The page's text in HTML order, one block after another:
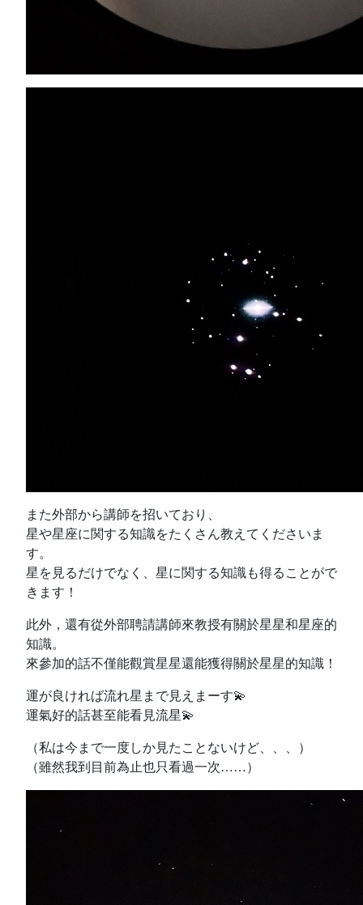
また外部から講師を招いており、
星や星座に関する知識をたくさん教えてくださいま
す。
星を見るだけでなく、星に関する知識も得ることがで
きます！
此外，還有從外部聘請講師來教授有關於星星和星座的
知識。
來參加的話不僅能觀賞星星還能獲得關於星星的知識！
運が良ければ流れ星まで見えまーす💫
運氣好的話甚至能看見流星💫
（私は今まで一度しか見たことないけど、、、）
（雖然我到目前為止也只看過一次……）